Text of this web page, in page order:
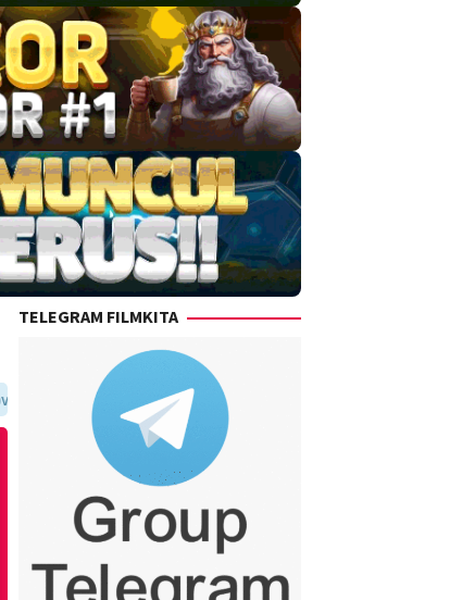
satu tempat yang praktis dan update setiap hari.
TELEGRAM FILMKITA